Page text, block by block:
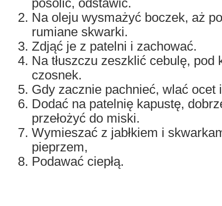
posolić, odstawić.
Na oleju wysmażyć boczek, aż
rumiane skwarki.
Zdjąć je z patelni i zachować.
Na tłuszczu zeszklić cebulę, pod
czosnek.
Gdy zacznie pachnieć, wlać ocet
Dodać na patelnię kapustę,
przełożyć do miski.
Wymieszać z jabłkiem i
pieprzem,
Podawać ciepłą.